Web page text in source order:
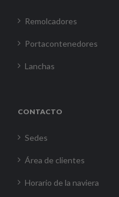
Remolcadores
Portacontenedores
Lanchas
CONTACTO
Sedes
Área de clientes
Horario de la naviera